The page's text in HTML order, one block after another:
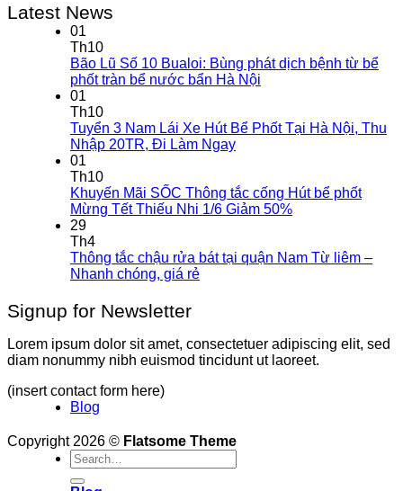
Latest News
01
Th10
Bão Lũ Số 10 Bualoi: Bùng phát dịch bệnh từ bể
phốt tràn bể nước bẩn Hà Nội
01
Th10
Tuyển 3 Nam Lái Xe Hút Bể Phốt Tại Hà Nội, Thu
Nhập 20TR, Đi Làm Ngay
01
Th10
Khuyến Mãi SỐC Thông tắc cống Hút bể phốt
Mừng Tết Thiếu Nhi 1/6 Giảm 50%
29
Th4
Thông tắc chậu rửa bát tại quận Nam Từ liêm –
Nhanh chóng, giá rẻ
Signup for Newsletter
Lorem ipsum dolor sit amet, consectetuer adipiscing elit, sed
diam nonummy nibh euismod tincidunt ut laoreet.
(insert contact form here)
Blog
Copyright 2026 © Flatsome Theme